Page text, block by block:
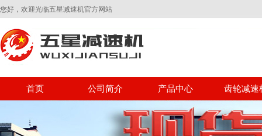
您好，欢迎光临五星减速机官方网站
首页 公司简介 产品中心 齿轮减速